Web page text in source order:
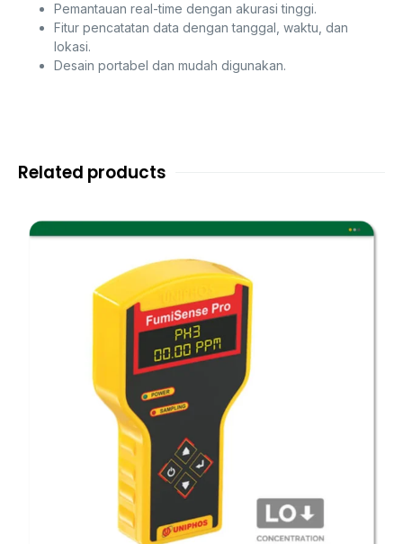
Pemantauan real-time dengan akurasi tinggi.
Fitur pencatatan data dengan tanggal, waktu, dan
lokasi.
Desain portabel dan mudah digunakan.
Related products